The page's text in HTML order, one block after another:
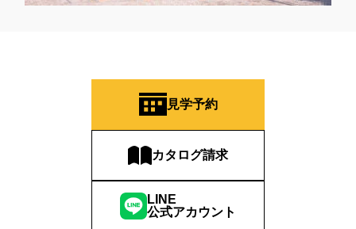
見学予約
カタログ請求
LINE
公式アカウント